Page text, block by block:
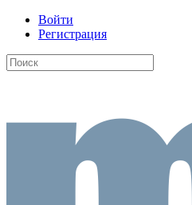
Войти
Регистрация